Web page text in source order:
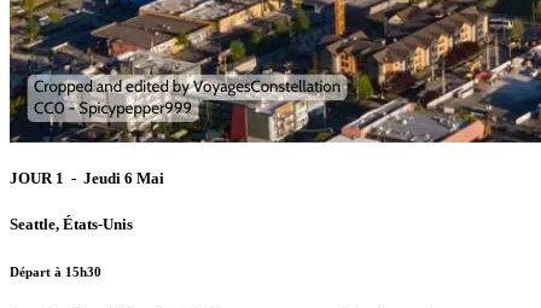
JOUR 1 - Jeudi 6 Mai
Seattle, États-Unis
Départ à 15h30